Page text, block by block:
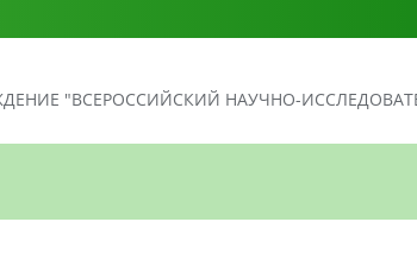
"ВСЕРОССИЙСКИЙ НАУЧНО-